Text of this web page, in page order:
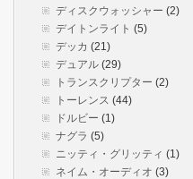
ディスクウォッシャー (2)
デイトンライト (5)
デッカ (21)
デュアル (29)
トランスクリプター (2)
トーレンス (44)
ドルビー (1)
ナグラ (5)
ニッティ・グリッティ (1)
ネイム・オーディオ (3)